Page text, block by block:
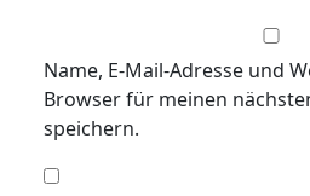
Name, E-Mail-Adresse und
Browser für meinen
speichern.